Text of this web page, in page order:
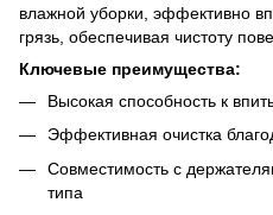
влажной уборки, эффективно
грязь, обеспечивая чистоту
Ключевые преимущества:
Высокая способность к
Эффективная очистка
Совместимость с
типа